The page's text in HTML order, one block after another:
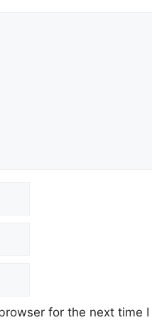
for the next time